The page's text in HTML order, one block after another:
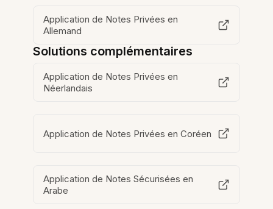
Application de Notes Privées en
Allemand
Solutions complémentaires
Application de Notes Privées en
Néerlandais
Application de Notes Privées en Coréen
Application de Notes Sécurisées en
Arabe